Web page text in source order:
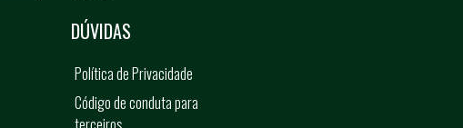
DÚVIDAS
Política de Privacidade
Código de conduta para